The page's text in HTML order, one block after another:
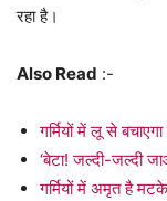
रहा है।
Also Read :-
गर्मियों में लू से बचाएगा
‘बेटा! जल्दी-जल्दी
गर्मियों में अमृत है